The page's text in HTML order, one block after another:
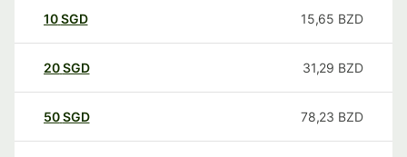
10SGD 15,65 BZD
20SGD 31,29 BZD
50SGD 78,23 BZD